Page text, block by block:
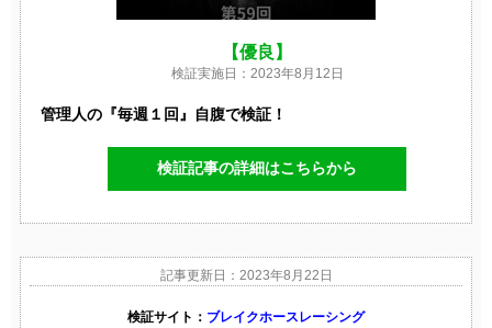
【優良】
検証実施日：2023年8月12日
管理人の『毎週１回』自腹で検証！
検証記事の詳細はこちらから
記事更新日：2023年8月22日
検証サイト： ブレイクホースレーシング